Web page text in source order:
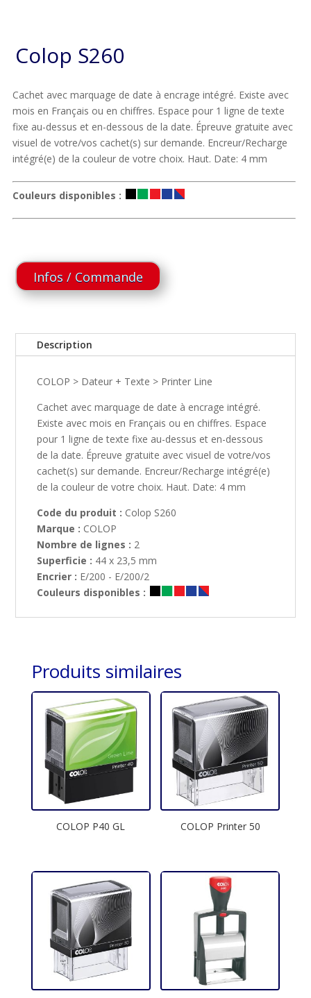
Colop S260
Cachet avec marquage de date à encrage intégré. Existe avec
mois en Français ou en chiffres. Espace pour 1 ligne de texte
fixe au-dessus et en-dessous de la date. Épreuve gratuite avec
visuel de votre/vos cachet(s) sur demande. Encreur/Recharge
intégré(e) de la couleur de votre choix. Haut. Date: 4 mm
Couleurs disponibles :
Infos / Commande
Description
COLOP > Dateur + Texte > Printer Line
Cachet avec marquage de date à encrage intégré.
Existe avec mois en Français ou en chiffres. Espace
pour 1 ligne de texte fixe au-dessus et en-dessous
de la date. Épreuve gratuite avec visuel de votre/vos
cachet(s) sur demande. Encreur/Recharge intégré(e)
de la couleur de votre choix. Haut. Date: 4 mm
Code du produit : Colop S260
Marque : COLOP
Nombre de lignes : 2
Superficie : 44 x 23,5 mm
Encrier : E/200 - E/200/2
Couleurs disponibles :
Produits similaires
COLOP P40 GL COLOP Printer 50